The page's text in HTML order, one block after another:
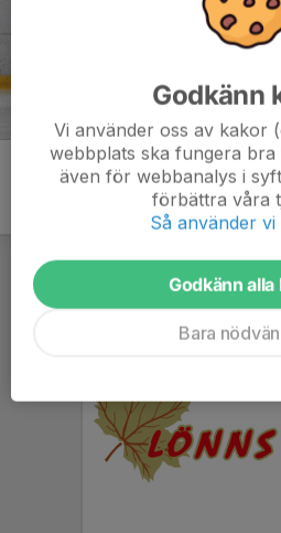
Godkänn
Vi använder oss av kakor
webbplats ska fungera bra
även för webbanalys i
förbättra våra
Så använder vi
Godkänn alla
Bara